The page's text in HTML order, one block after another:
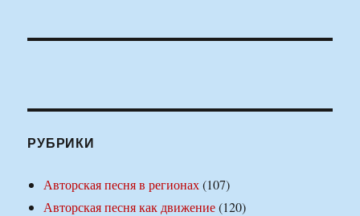
РУБРИКИ
Авторская песня в регионах(107)
Авторская песня как движение(120)